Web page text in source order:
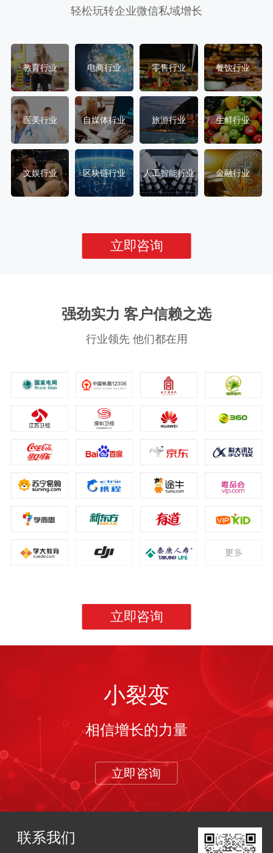
轻松玩转企业微信私域增长
教育行业 电商行业 零售行业 餐饮行业
医美行业 自媒体行业 旅游行业 生鲜行业
文娱行业 区块链行业 人工智能行业 金融行业
立即咨询
强劲实力 客户信赖之选
行业领先 他们都在用
立即咨询
小裂变
相信增长的力量
立即咨询
联系我们